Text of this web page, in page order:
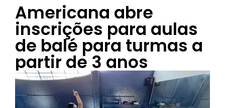
Americana abre
inscrições para aulas
de balé para turmas a
partir de 3 anos